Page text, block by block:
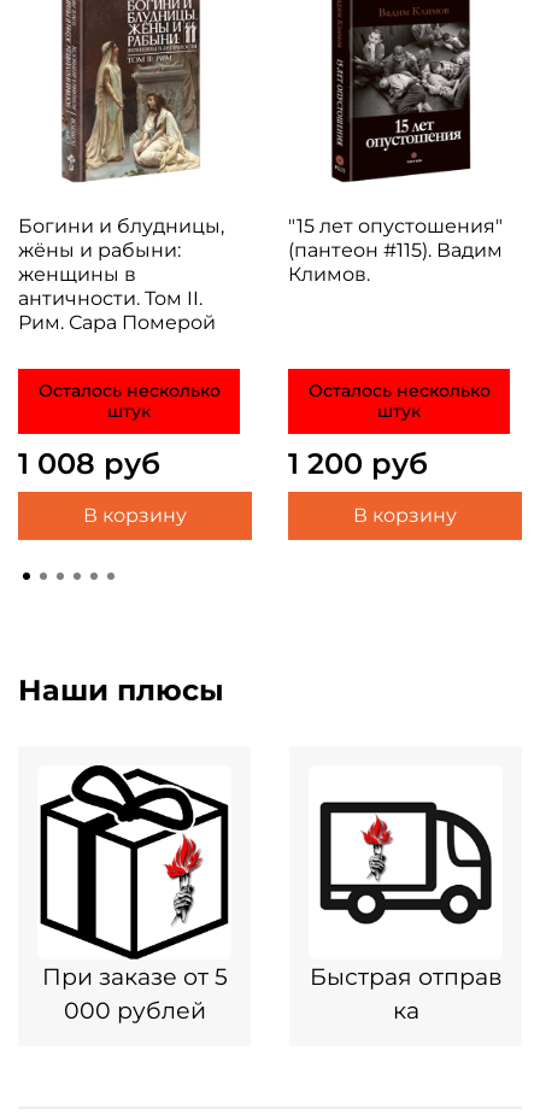
Богини и блудницы,
жёны и рабыни:
женщины в
античности. Том II.
Рим. Сара Померой
Осталось несколько
штук
1 008 руб
В корзину
"15 лет опустошения"
(пантеон #115). Вадим
Климов.
Осталось несколько
штук
1 200 руб
В корзину
Наши плюсы
При заказе от 5
000 рублей
Быстрая отправ
ка